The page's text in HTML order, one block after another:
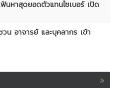
หาสุดยอดตัวแทนไซเบอร์ เปิด
น อาจารย์ และบุคลากร เข้า